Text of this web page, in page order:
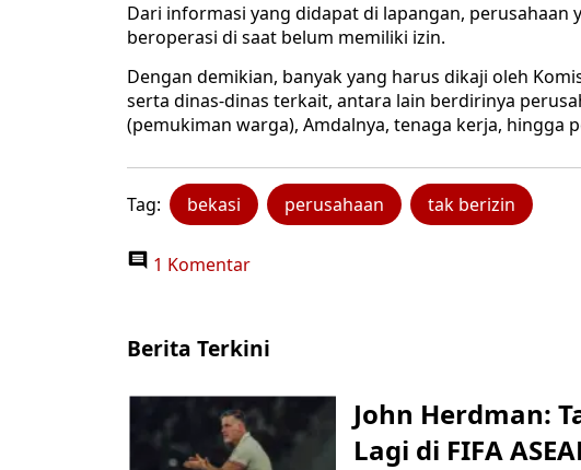
Dari informasi yang didapat di lapangan, perusahaan
beroperasi di saat belum memiliki izin.
Dengan demikian, banyak yang harus dikaji oleh
serta dinas-dinas terkait, antara lain berdirinya
(pemukiman warga), Amdalnya, tenaga kerja, hingga
Tag: bekasi perusahaan tak berizin
1 Komentar
Berita Terkini
John Herdman:
Lagi di FIFA